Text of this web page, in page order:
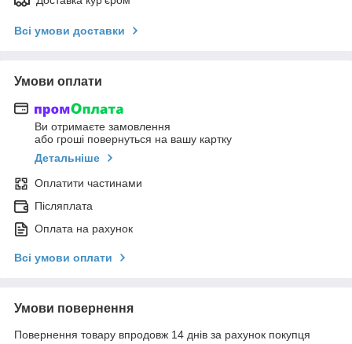
Всі умови доставки
Умови оплати
Ви отримаєте замовлення
або гроші повернуться на вашу картку
Детальніше
Оплатити частинами
Післяплата
Оплата на рахунок
Всі умови оплати
Умови повернення
Повернення товару впродовж 14 днів за рахунок покупця